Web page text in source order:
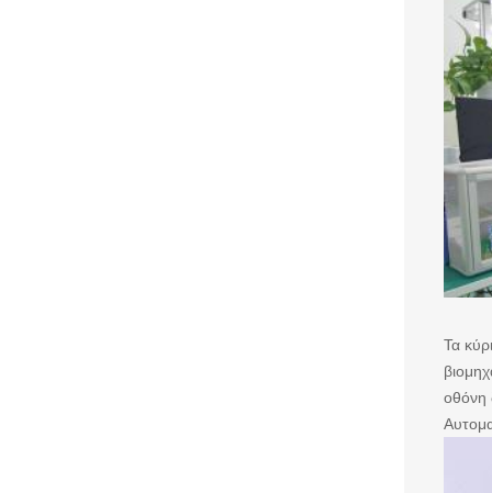
Τα
οθόνη